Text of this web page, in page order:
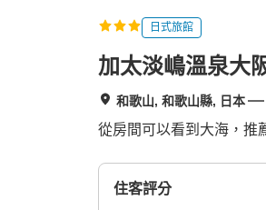
日式旅館
加太淡嶋溫泉大
和歌山, 和歌山縣, 日本
從房間可以看到大海，推
住客評分